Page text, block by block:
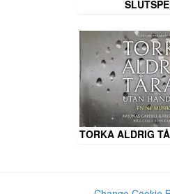
TORKA ALDRIG